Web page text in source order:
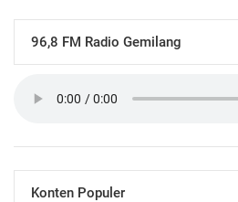
96,8 FM Radio Gemilang
Konten Populer